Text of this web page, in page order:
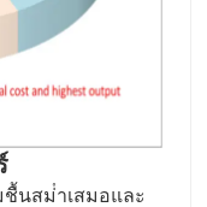
ชื้นสม่ําเสมอและ